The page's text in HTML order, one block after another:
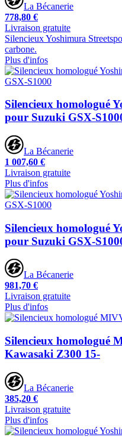
La Bécanerie
778,80 €
Livraison gratuite
Silencieux Yoshimura
carbone.
Plus d'infos
Silencieux homologué
pour Suzuki GSX-
La Bécanerie
1 007,60 €
Livraison gratuite
Plus d'infos
Silencieux homologué
pour Suzuki GSX-
La Bécanerie
981,70 €
Livraison gratuite
Plus d'infos
Silencieux homologué
Kawasaki Z300 15-
La Bécanerie
385,20 €
Livraison gratuite
Plus d'infos